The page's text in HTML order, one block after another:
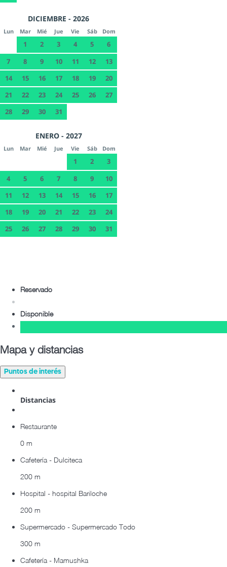
DICIEMBRE - 2026
Lun Mar Mié Jue Vie Sáb Dom
1 2 3 4 5
6
7
8 9 10 11 12
13
14
15 16 17 18 19
20
21
22 23 24 25 26
27
28
29 30 31
ENERO - 2027
Lun Mar Mié Jue Vie Sáb Dom
1 2
3
4
5 6 7 8 9
10
11
12 13 14 15 16
17
18
19 20 21 22 23
24
25
26 27 28 29 30 31
Reservado
Disponible
Mapa y distancias
Puntos de interés
Distancias
Restaurante
0 m
Cafetería - Dulciteca
200 m
Hospital - hospital Bariloche
200 m
Supermercado - Supermercado Todo
300 m
Cafetería - Mamushka